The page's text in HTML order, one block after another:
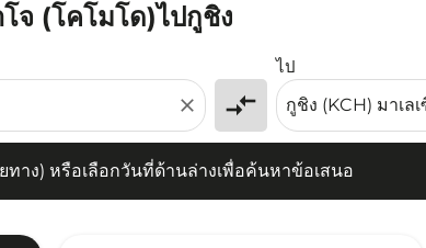
จ (โคโมโด)ไปกูชิง
close compare_arrows
ไป
าง) หรือเลือกวันที่ด้านล่างเพื่อค้นหาข้อเสนอ
) หรือเลือกวันที่ด้านล่างเพื่อค้นหาข้อเสนอ